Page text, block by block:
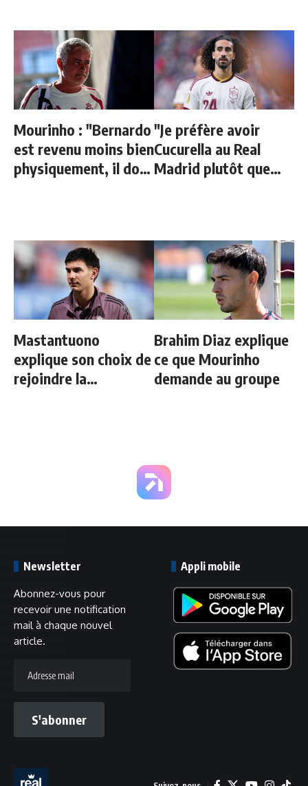
Mourinho : "Bernardo
est revenu moins bien
physiquement, il doit
"Je préfère avoir
Cucurella au Real
Madrid plutôt que
Mastantuono
explique son choix de
rejoindre la
Brahim Diaz explique
ce que Mourinho
demande au groupe
Newsletter
Abonnez-vous pour
recevoir une notification
mail à chaque nouvel
article.
mail
S'abonner
Appli mobile